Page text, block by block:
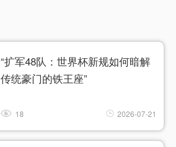
“扩军48队：世界杯新规如何暗解
传统豪门的铁王座”
18 2026-07-21